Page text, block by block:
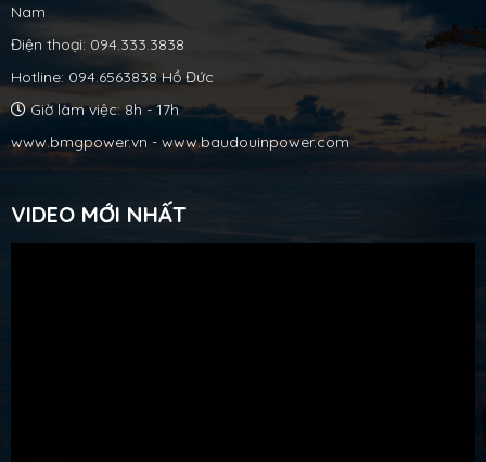
Nam
Điện thoại: 094.333.3838
Hotline: 094.6563838 Hồ Đức
Giờ làm việc: 8h - 17h
www.bmgpower.vn - www.baudouinpower.com
VIDEO MỚI NHẤT